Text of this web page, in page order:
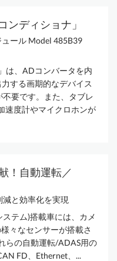
ンディショナ」
ュール Model 485B39
は、ADコンバータを内
する画期的なデバイス
要です。また、タブレ
速度計やマイクロホンが
！自動運転／
と効率化を実現
テム)搭載車には、カメ
々なセンサーが搭載さ
らの自動運転/ADAS用の
FD、Ethernet、...